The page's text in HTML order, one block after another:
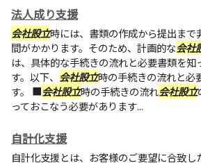
法人成り支援
会社設立時には、書類の作成から提出まで
間がかかります。そのため、計画的な会社
は、具体的な手続きの流れと必要書類を知
す。以下、 会社設立時の手続きの流れと必
す。 ■会社設立時の手続きの流れ会社設立
っておこなう必要があります...
自計化支援
自計化支援とは、お客様のご要望に合致し